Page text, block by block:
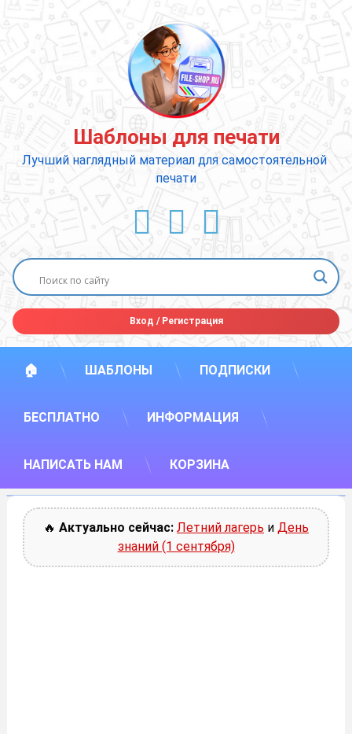
содержимому
Шаблоны для печати
Лучший наглядный материал для самостоятельной
печати
ВКонтакте
YouTube
E-mail
Вход /Регистрация
🏠 ШАБЛОНЫ ПОДПИСКИ
БЕСПЛАТНО ИНФОРМАЦИЯ
НАПИСАТЬ НАМ КОРЗИНА
🔥 Актуально сейчас: Летний лагерь и День
знаний (1 сентября)